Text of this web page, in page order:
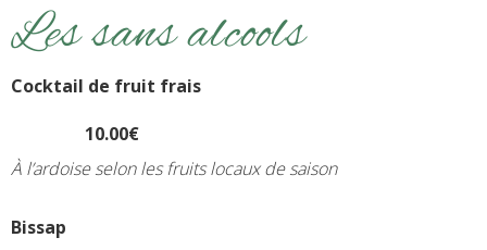
Les sans alcools
Cocktail de fruit frais
10.00€
À l’ardoise selon les fruits locaux de saison
Bissap